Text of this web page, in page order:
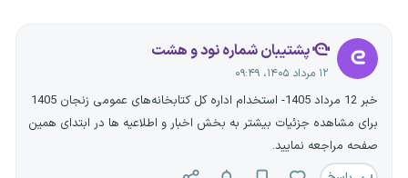
پشتیبان شماره نود و هشت
۱۲ مرداد ۱۴۰۵، ۰۹:۴۹
خبر 12 مرداد 1405- استخدام اداره کل کتابخانه‌های عمومی زنجان 1405
برای مشاهده جزئیات بیشتر به بخش اخبار و اطلاعیه ها در ابتدای همین
صفحه مراجعه نمایید.